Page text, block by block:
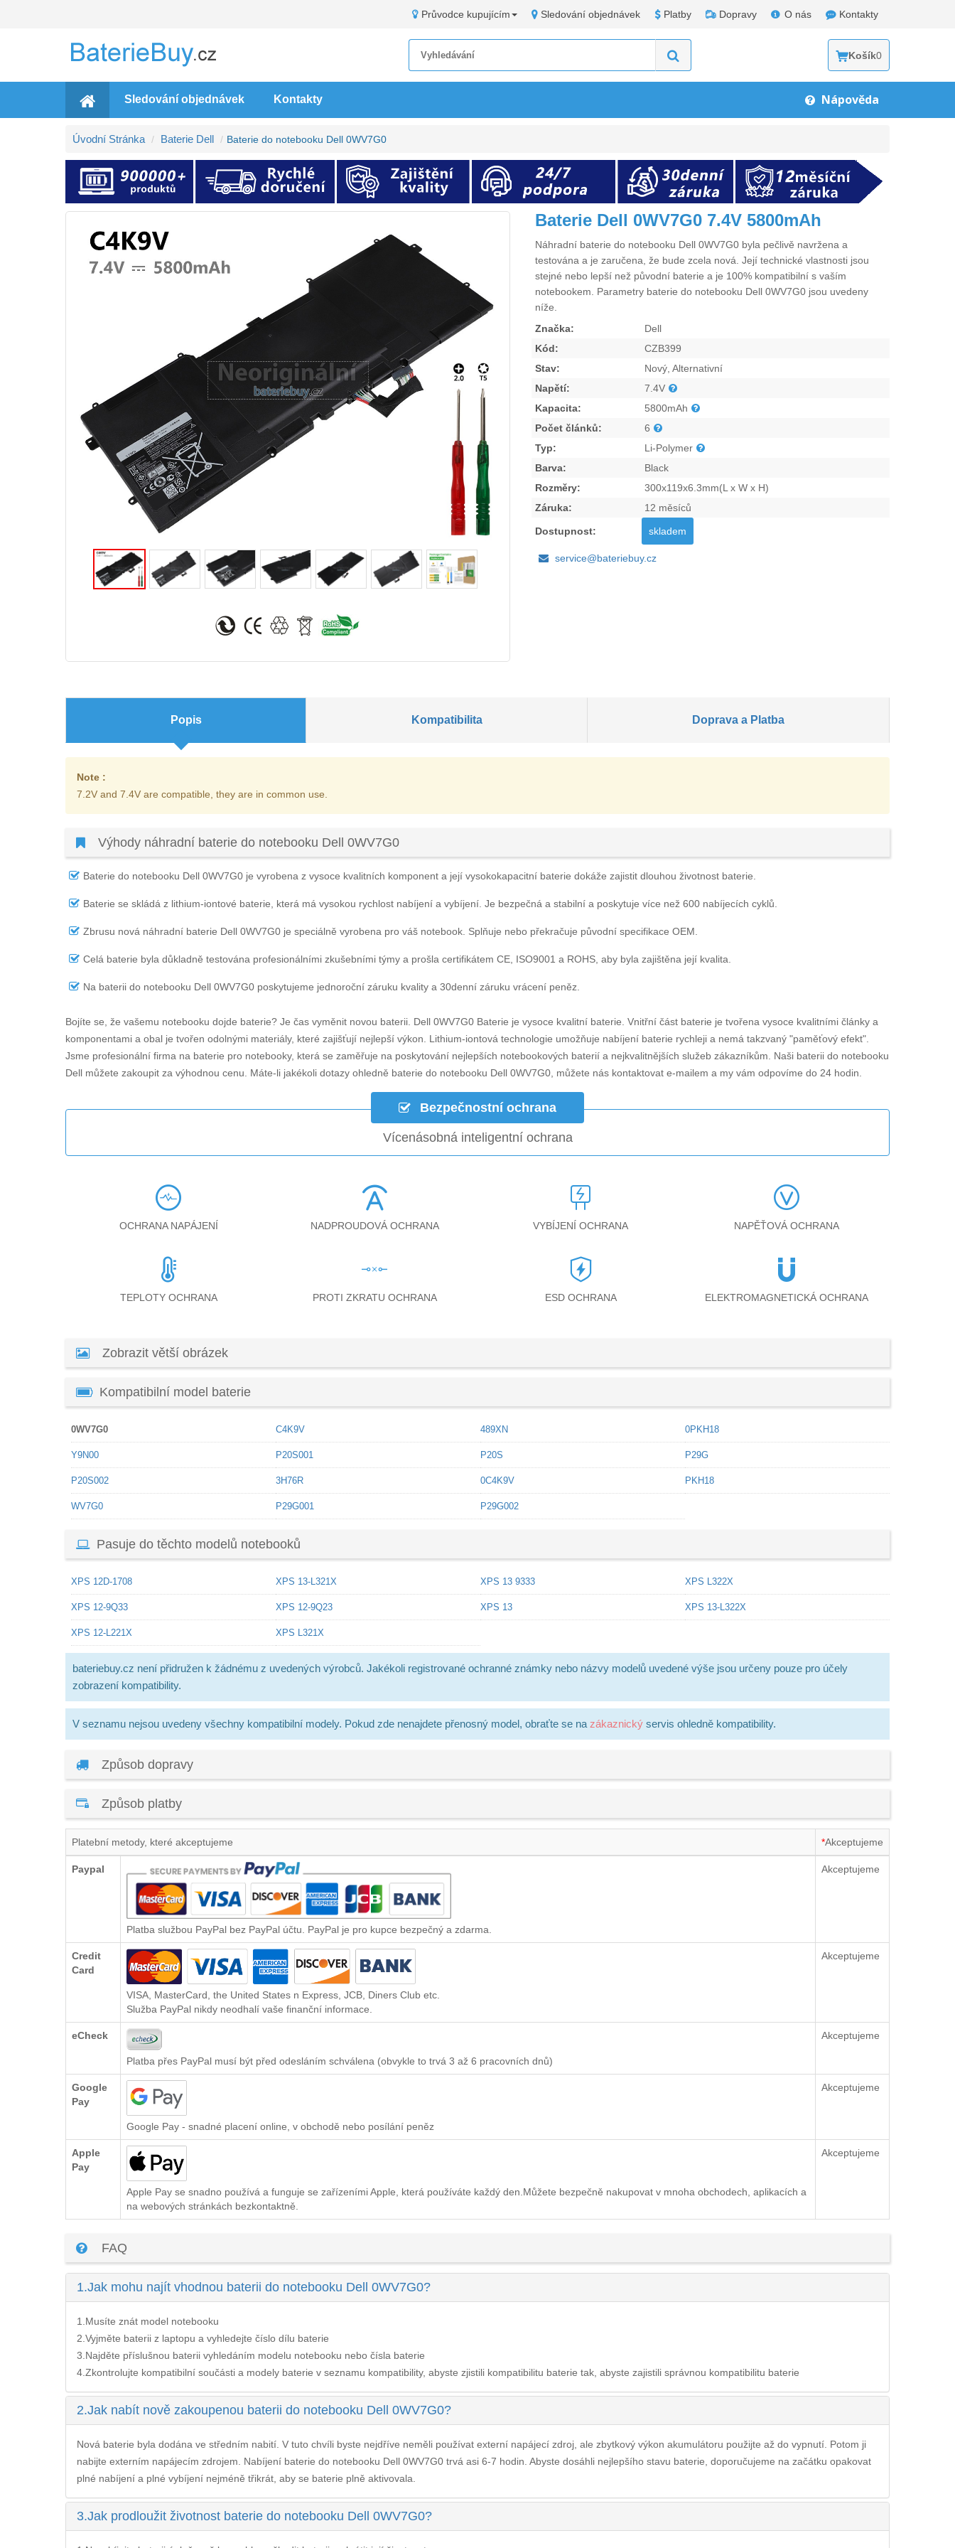
Průvodce kupujícím Sledování objednávek Platby Dopravy O nás Kontakty
Košík0
Sledování objednávek Kontakty Nápověda
Úvodní Stránka Baterie Dell Baterie do notebooku Dell 0WV7G0
Baterie Dell 0WV7G0 7.4V 5800mAh
Náhradní baterie do notebooku Dell 0WV7G0 byla pečlivě navržena a
testována a je zaručena, že bude zcela nová. Její technické vlastnosti jsou
stejné nebo lepší než původní baterie a je 100% kompatibilní s vaším
notebookem. Parametry baterie do notebooku Dell 0WV7G0 jsou uvedeny
níže.
Značka:
Dell
Kód:
CZB399
Stav:
Nový, Alternativní
Napětí:
7.4V
Kapacita:
5800mAh
Počet článků:
6
Typ:
Li-Polymer
Barva:
Black
Rozměry:
300x119x6.3mm(L x W x H)
Záruka:
12 měsíců
Dostupnost: skladem
service@bateriebuy.cz
Popis Kompatibilita Doprava a Platba
Note :
7.2V and 7.4V are compatible, they are in common use.
Výhody náhradní baterie do notebooku Dell 0WV7G0
Baterie do notebooku Dell 0WV7G0 je vyrobena z vysoce kvalitních komponent a její vysokokapacitní baterie dokáže zajistit dlouhou životnost baterie.
Baterie se skládá z lithium-iontové baterie, která má vysokou rychlost nabíjení a vybíjení. Je bezpečná a stabilní a poskytuje více než 600 nabíjecích cyklů.
Zbrusu nová náhradní baterie Dell 0WV7G0 je speciálně vyrobena pro váš notebook. Splňuje nebo překračuje původní specifikace OEM.
Celá baterie byla důkladně testována profesionálními zkušebními týmy a prošla certifikátem CE, ISO9001 a ROHS, aby byla zajištěna její kvalita.
Na baterii do notebooku Dell 0WV7G0 poskytujeme jednoroční záruku kvality a 30denní záruku vrácení peněz.
Bojíte se, že vašemu notebooku dojde baterie? Je čas vyměnit novou baterii. Dell 0WV7G0 Baterie je vysoce kvalitní baterie. Vnitřní část baterie je tvořena vysoce kvalitními články a
komponentami a obal je tvořen odolnými materiály, které zajišťují nejlepší výkon. Lithium-iontová technologie umožňuje nabíjení baterie rychleji a nemá takzvaný "paměťový efekt".
Jsme profesionální firma na baterie pro notebooky, která se zaměřuje na poskytování nejlepších notebookových baterií a nejkvalitnějších služeb zákazníkům. Naši baterii do notebooku
Dell můžete zakoupit za výhodnou cenu. Máte-li jakékoli dotazy ohledně baterie do notebooku Dell 0WV7G0 , můžete nás kontaktovat e-mailem a my vám odpovíme do 24 hodin.
Bezpečnostní ochrana
Vícenásobná inteligentní ochrana
OCHRANA NAPÁJENÍ NADPROUDOVÁ OCHRANA VYBÍJENÍ OCHRANA NAPĚŤOVÁ OCHRANA
TEPLOTY OCHRANA PROTI ZKRATU OCHRANA ESD OCHRANA ELEKTROMAGNETICKÁ OCHRANA
Zobrazit větší obrázek
Kompatibilní model baterie
0WV7G0 C4K9V 489XN 0PKH18
Y9N00 P20S001 P20S P29G
P20S002 3H76R 0C4K9V PKH18
WV7G0 P29G001 P29G002
Pasuje do těchto modelů notebooků
XPS 12D-1708 XPS 13-L321X XPS 13 9333 XPS L322X
XPS 12-9Q33 XPS 12-9Q23 XPS 13 XPS 13-L322X
XPS 12-L221X XPS L321X
bateriebuy.cz není přidružen k žádnému z uvedených výrobců. Jakékoli registrované ochranné známky nebo názvy modelů uvedené výše jsou určeny pouze pro účely
zobrazení kompatibility.
V seznamu nejsou uvedeny všechny kompatibilní modely. Pokud zde nenajdete přenosný model, obraťte se na zákaznický servis ohledně kompatibility.
Způsob dopravy
Způsob platby
Platební metody, které akceptujeme *Akceptujeme
Paypal
Platba službou PayPal bez PayPal účtu. PayPal je pro kupce bezpečný a zdarma.
Akceptujeme
Credit
Card
VISA, MasterCard, the United States n Express, JCB, Diners Club etc.
Služba PayPal nikdy neodhalí vaše finanční informace.
Akceptujeme
eCheck
Platba přes PayPal musí být před odesláním schválena (obvykle to trvá 3 až 6 pracovních dnů)
Akceptujeme
Google
Pay
Google Pay - snadné placení online, v obchodě nebo posílání peněz
Akceptujeme
Apple
Pay
Apple Pay se snadno používá a funguje se zařízeními Apple, která používáte každý den.Můžete bezpečně nakupovat v mnoha obchodech, aplikacích a
na webových stránkách bezkontaktně.
Akceptujeme
FAQ
1.Jak mohu najít vhodnou baterii do notebooku Dell 0WV7G0?
1.Musíte znát model notebooku
2.Vyjměte baterii z laptopu a vyhledejte číslo dílu baterie
3.Najděte příslušnou baterii vyhledáním modelu notebooku nebo čísla baterie
4.Zkontrolujte kompatibilní součásti a modely baterie v seznamu kompatibility, abyste zjistili kompatibilitu baterie tak, abyste zajistili správnou kompatibilitu baterie
2.Jak nabít nově zakoupenou baterii do notebooku Dell 0WV7G0?
Nová baterie byla dodána ve středním nabití. V tuto chvíli byste nejdříve neměli používat externí napájecí zdroj, ale zbytkový výkon akumulátoru použijte až do vypnutí. Potom ji
nabijte externím napájecím zdrojem. Nabíjení baterie do notebooku Dell 0WV7G0 trvá asi 6-7 hodin. Abyste dosáhli nejlepšího stavu baterie, doporučujeme na začátku opakovat
plné nabíjení a plné vybíjení nejméně třikrát, aby se baterie plně aktivovala.
3.Jak prodloužit životnost baterie do notebooku Dell 0WV7G0?